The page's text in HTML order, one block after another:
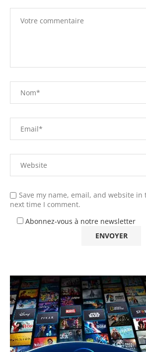
Save my name, email, and website
next time I comment.
Abonnez-vous à notre newsletter